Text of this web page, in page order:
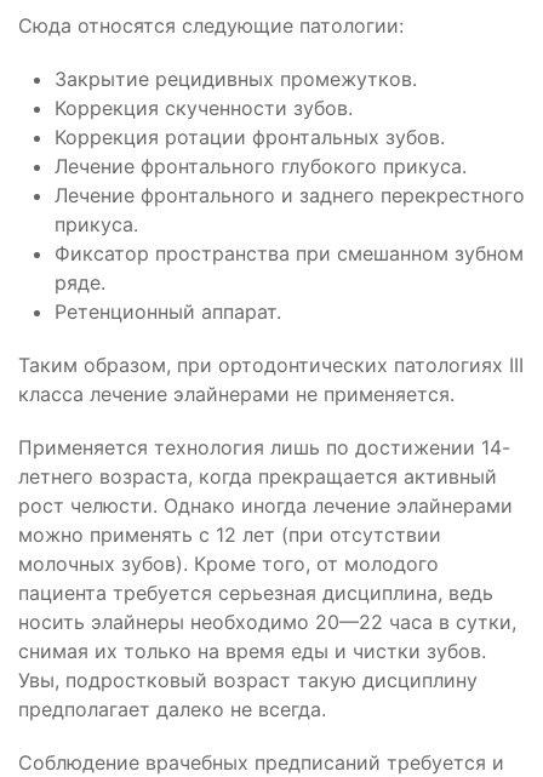
Сюда относятся следующие патологии:
Закрытие рецидивных промежутков.
Коррекция скученности зубов.
Коррекция ротации фронтальных зубов.
Лечение фронтального глубокого прикуса.
Лечение фронтального и заднего перекрестного
прикуса.
Фиксатор пространства при смешанном зубном
ряде.
Ретенционный аппарат.
Таким образом, при ортодонтических патологиях III
класса лечение элайнерами не применяется.
Применяется технология лишь по достижении 14-
летнего возраста, когда прекращается активный
рост челюсти. Однако иногда лечение элайнерами
можно применять с 12 лет (при отсутствии
молочных зубов). Кроме того, от молодого
пациента требуется серьезная дисциплина, ведь
носить элайнеры необходимо 20—22 часа в сутки,
снимая их только на время еды и чистки зубов.
Увы, подростковый возраст такую дисциплину
предполагает далеко не всегда.
Соблюдение врачебных предписаний требуется и